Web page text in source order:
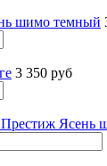
шимо темный
3 350 руб
Ясень